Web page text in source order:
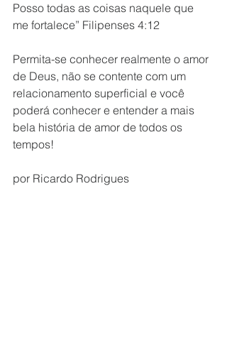
Posso todas as coisas naquele que
me fortalece” Filipenses 4:12
Permita-se conhecer realmente o amor
de Deus, não se contente com um
relacionamento superficial e você
poderá conhecer e entender a mais
bela história de amor de todos os
tempos!
por Ricardo Rodrigues